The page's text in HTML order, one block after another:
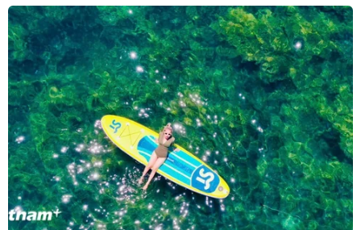
Tổng thống Nga thay đổi vị
trí các chỉ huy tại mặt trận Ukraine
05/08/2026 15:26
Đâm dao ở trung tâm London, một
nữ nghi phạm bị bắt giữ
05/08/2026 15:07